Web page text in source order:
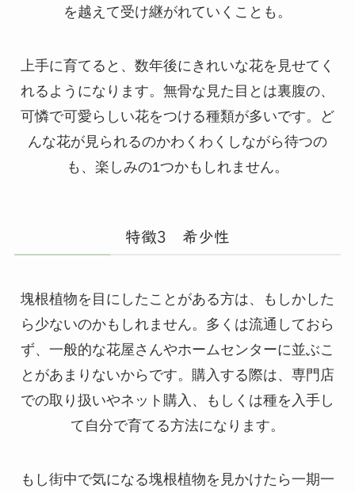
を越えて受け継がれていくことも。
上手に育てると、数年後にきれいな花を見せてく
れるようになります。無骨な見た目とは裏腹の、
可憐で可愛らしい花をつける種類が多いです。ど
んな花が見られるのかわくわくしながら待つの
も、楽しみの1つかもしれません。
特徴3 希少性
塊根植物を目にしたことがある方は、もしかした
ら少ないのかもしれません。多くは流通しておら
ず、一般的な花屋さんやホームセンターに並ぶこ
とがあまりないからです。購入する際は、専門店
での取り扱いやネット購入、もしくは種を入手し
て自分で育てる方法になります。
もし街中で気になる塊根植物を見かけたら一期一